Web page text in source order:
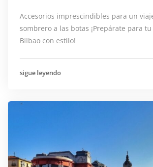
Accesorios imprescindibles para un
sombrero a las botas ¡Prepárate para
Bilbao con estilo!
sigue leyendo